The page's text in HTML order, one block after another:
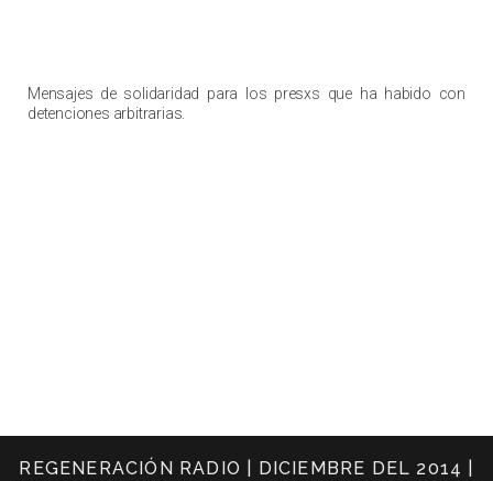
Mensajes de solidaridad para los presxs que ha habido con
detenciones arbitrarias.
REGENERACIÓN RADIO | DICIEMBRE DEL 2014 |